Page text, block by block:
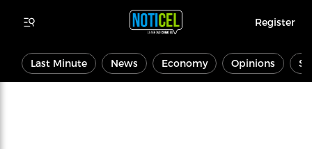
Register
Last Minute News Economy Opinions